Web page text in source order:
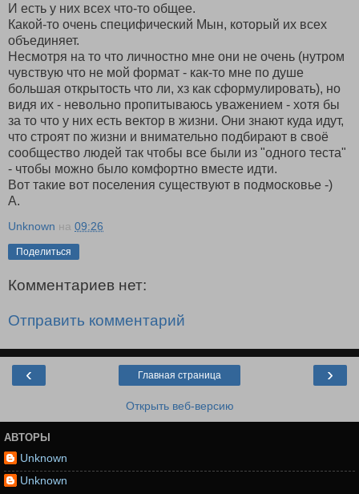
И есть у них всех что-то общее.
Какой-то очень специфический Мын, который их всех
объединяет.
Несмотря на то что личностно мне они не очень (нутром
чувствую что не мой формат - как-то мне по душе
большая открытость что ли, хз как сформулировать), но
видя их - невольно пропитываюсь уважением - хотя бы
за то что у них есть вектор в жизни. Они знают куда идут,
что строят по жизни и внимательно подбирают в своё
сообщество людей так чтобы все были из "одного теста"
- чтобы можно было комфортно вместе идти.
Вот такие вот поселения существуют в подмосковье -)
А.
Unknown на 09:26
Поделиться
Комментариев нет:
Отправить комментарий
‹ ›
Главная страница
Открыть веб-версию
АВТОРЫ
Unknown
Unknown